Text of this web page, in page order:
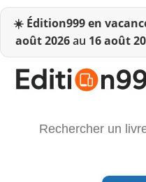
☀️ Édition999 en
août 2026au 16 août